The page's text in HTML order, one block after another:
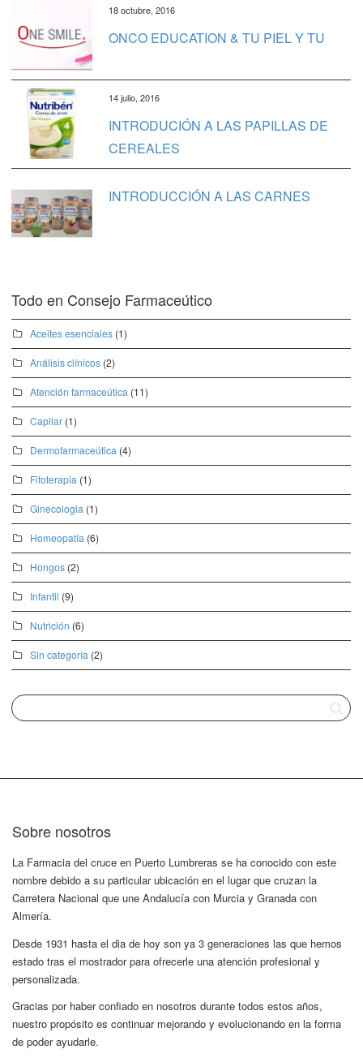
18 octubre, 2016
ONCO EDUCATION & TU PIEL Y TU
14 julio, 2016
INTRODUCIÓN A LAS PAPILLAS DE
CEREALES
INTRODUCCIÓN A LAS CARNES
Todo en Consejo Farmaceútico
Aceites esenciales (1)
Análisis clínicos (2)
Atención farmaceútica (11)
Capilar (1)
Dermofarmaceútica (4)
Fitoterapia (1)
Ginecologia (1)
Homeopatía (6)
Hongos (2)
Infantil (9)
Nutrición (6)
Sin categoría (2)
Sobre nosotros
La Farmacia del cruce en Puerto Lumbreras se ha conocido con este
nombre debido a su particular ubicación en el lugar que cruzan la
Carretera Nacional que une Andalucía con Murcia y Granada con
Almería.
Desde 1931 hasta el dia de hoy son ya 3 generaciones las que hemos
estado tras el mostrador para ofrecerle una atención profesional y
personalizada.
Gracias por haber confiado en nosotros durante todos estos años,
nuestro propósito es continuar mejorando y evolucionando en la forma
de poder ayudarle.